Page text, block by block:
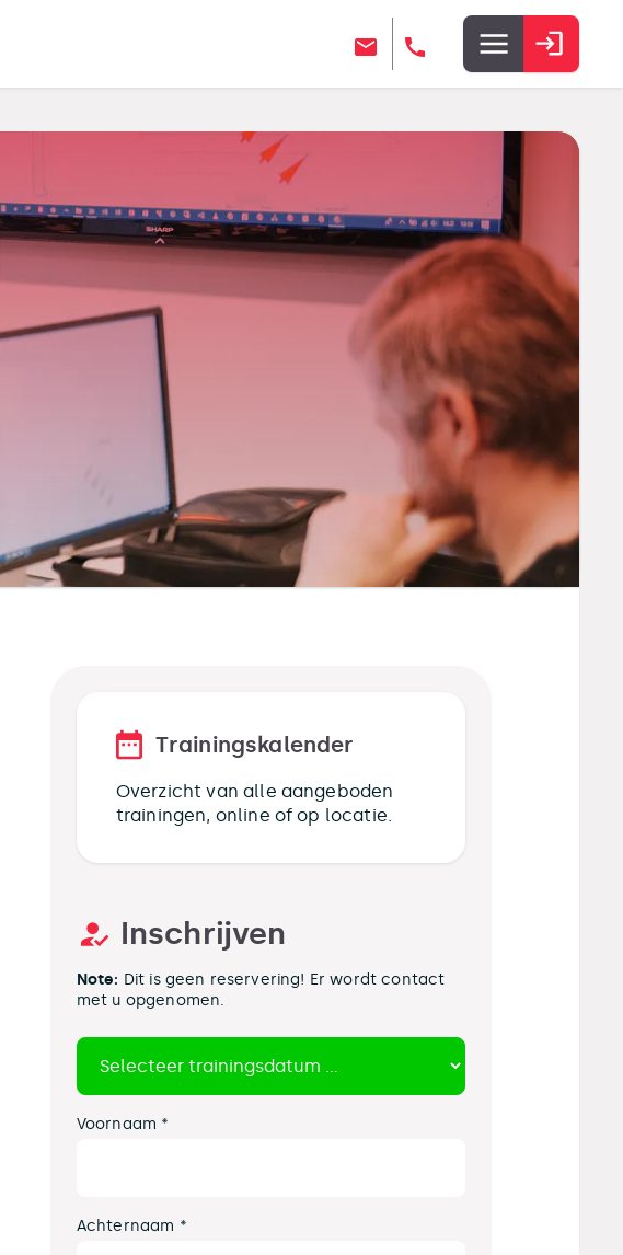
Trainingskalender
Overzicht van alle aangeboden
trainingen, online of op locatie.
Inschrijven
Note: Dit is geen reservering! Er wordt contact
met u opgenomen.
Voornaam *
Achternaam *